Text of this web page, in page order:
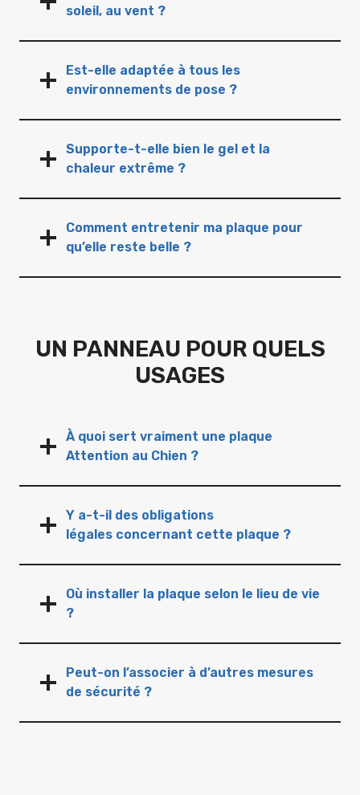
soleil, au vent ?
Est-elle adaptée à tous les
environnements de pose ?
Supporte-t-elle bien le gel et la
chaleur extrême ?
Comment entretenir ma plaque pour
qu’elle reste belle ?
UN PANNEAU POUR QUELS
USAGES
À quoi sert vraiment une plaque
Attention au Chien ?
Y a-t-il des obligations
légales concernant cette plaque ?
Où installer la plaque selon le lieu de vie
?
Peut-on l’associer à d’autres mesures
de sécurité ?